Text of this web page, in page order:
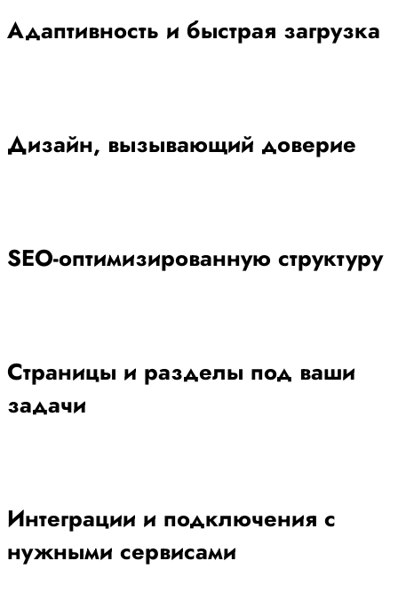
Адаптивность и быстрая загрузка
Дизайн, вызывающий доверие
SEO-оптимизированную структуру
Страницы и разделы под ваши
задачи
Интеграции и подключения с
нужными сервисами